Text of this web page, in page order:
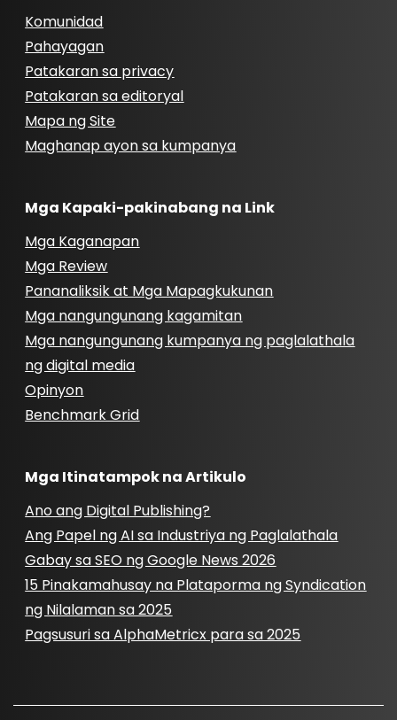
Komunidad
Pahayagan
Patakaran sa privacy
Patakaran sa editoryal
Mapa ng Site
Maghanap ayon sa kumpanya
Mga Kapaki-pakinabang na Link
Mga Kaganapan
Mga Review
Pananaliksik at Mga Mapagkukunan
Mga nangungunang kagamitan
Mga nangungunang kumpanya ng paglalathala
ng digital media
Opinyon
Benchmark Grid
Mga Itinatampok na Artikulo
Ano ang Digital Publishing?
Ang Papel ng AI sa Industriya ng Paglalathala
Gabay sa SEO ng Google News 2026
15 Pinakamahusay na Plataporma ng Syndication
ng Nilalaman sa 2025
Pagsusuri sa AlphaMetricx para sa 2025